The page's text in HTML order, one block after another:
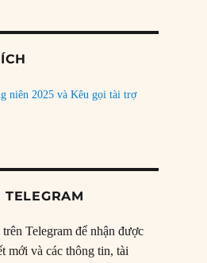
niên 2025 và Kêu gọi tài trợ
Telegram để nhận được
mới và các thông tin, tài